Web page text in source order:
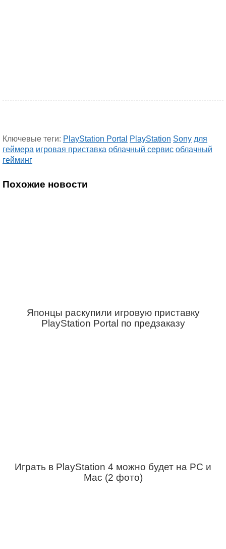
Ключевые теги: PlayStation Portal PlayStation Sony для
геймера игровая приставка облачный сервис облачный
гейминг
Похожие новости
Японцы раскупили игровую приставку
PlayStation Portal по предзаказу
Играть в PlayStation 4 можно будет на PC и
Mac (2 фото)